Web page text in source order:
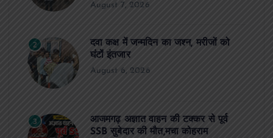
August 7, 2026
2
दवा कक्ष में जन्मदिन का जश्न, मरीजों को
घंटों इंतजार
August 6, 2026
3
आजमगढ़ अज्ञात वाहन की टक्कर से पूर्व
SSB सुबेदार की मौत,मचा कोहराम